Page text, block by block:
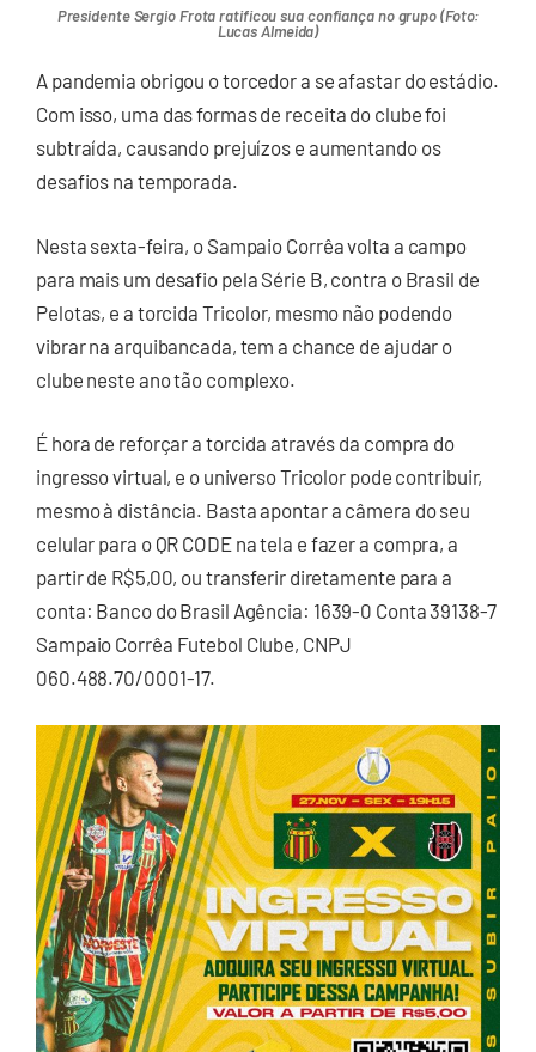
Presidente Sergio Frota ratificou sua confiança no grupo (Foto:
Lucas Almeida)
A pandemia obrigou o torcedor a se afastar do estádio.
Com isso, uma das formas de receita do clube foi
subtraída, causando prejuízos e aumentando os
desafios na temporada.
Nesta sexta-feira, o Sampaio Corrêa volta a campo
para mais um desafio pela Série B, contra o Brasil de
Pelotas, e a torcida Tricolor, mesmo não podendo
vibrar na arquibancada, tem a chance de ajudar o
clube neste ano tão complexo.
É hora de reforçar a torcida através da compra do
ingresso virtual, e o universo Tricolor pode contribuir,
mesmo à distância. Basta apontar a câmera do seu
celular para o QR CODE na tela e fazer a compra, a
partir de R$5,00, ou transferir diretamente para a
conta: Banco do Brasil Agência: 1639-0 Conta 39138-7
Sampaio Corrêa Futebol Clube, CNPJ
060.488.70/0001-17.